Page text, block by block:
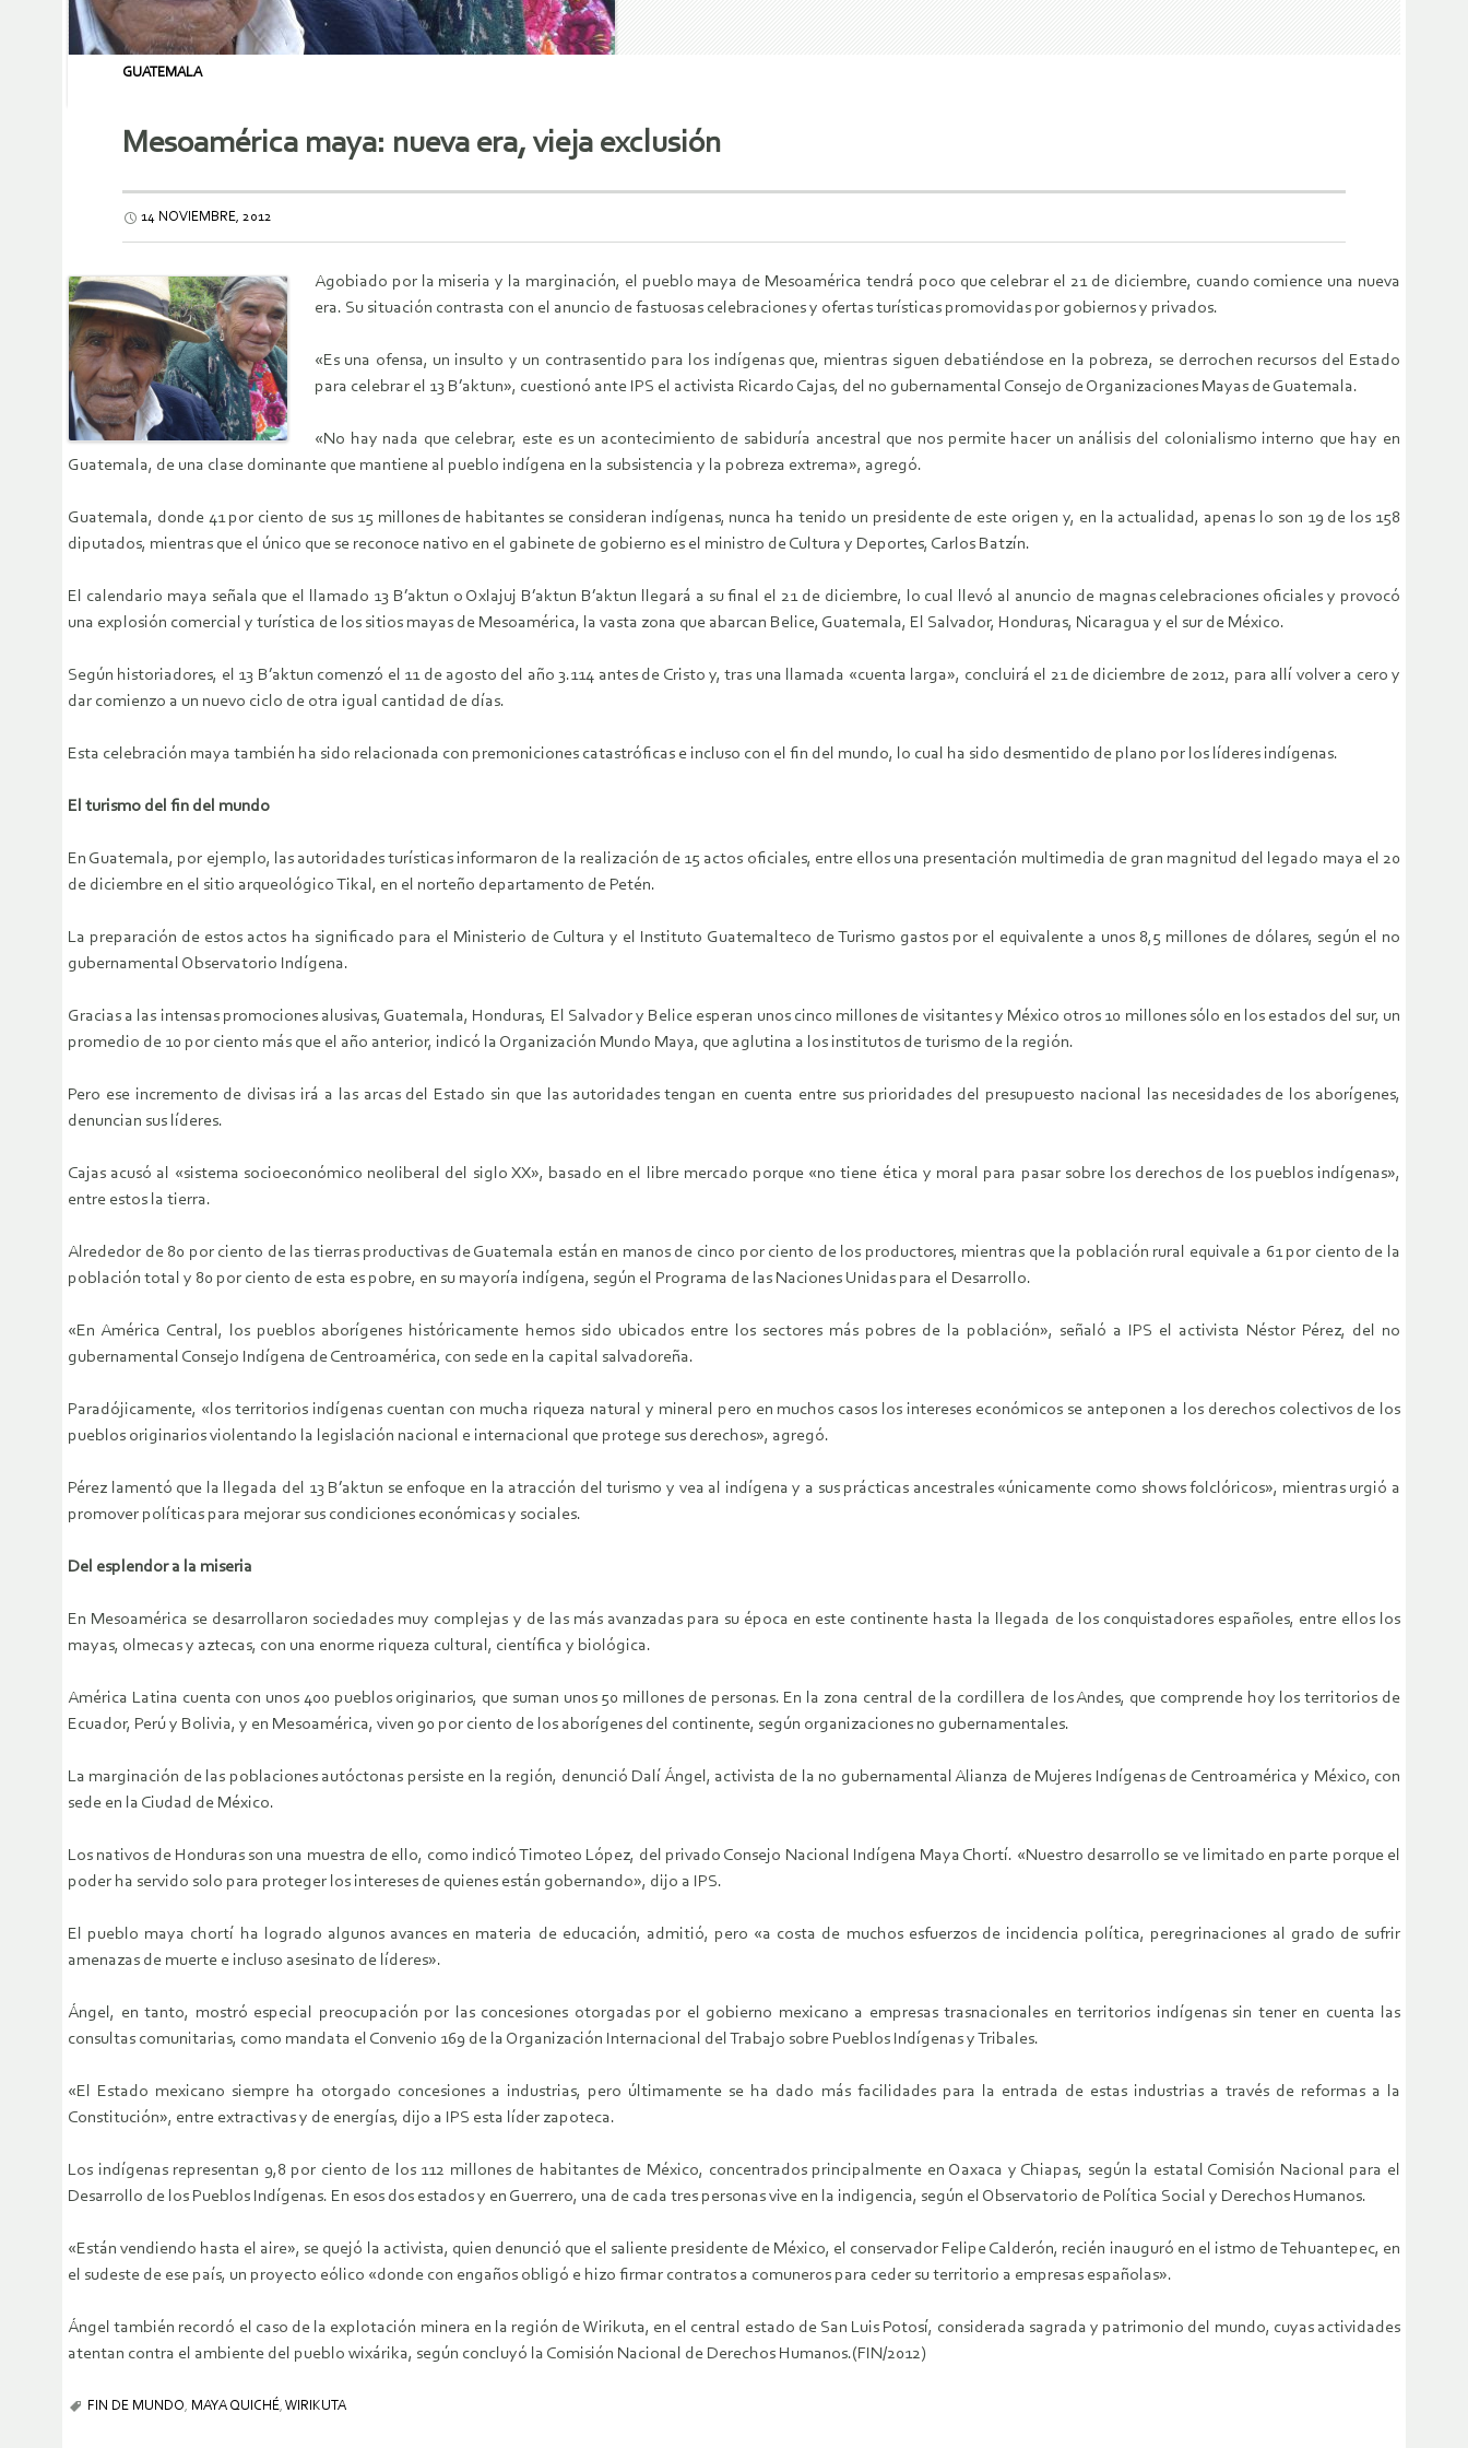
GUATEMALA
Mesoamérica maya: nueva era, vieja exclusión
14 NOVIEMBRE, 2012
Agobiado por la miseria y la marginación, el pueblo maya de Mesoamérica tendrá poco que celebrar el 21 de diciembre, cuando comience una nueva
era. Su situación contrasta con el anuncio de fastuosas celebraciones y ofertas turísticas promovidas por gobiernos y privados.
«Es una ofensa, un insulto y un contrasentido para los indígenas que, mientras siguen debatiéndose en la pobreza, se derrochen recursos del Estado
para celebrar el 13 B’aktun», cuestionó ante IPS el activista Ricardo Cajas, del no gubernamental Consejo de Organizaciones Mayas de Guatemala.
«No hay nada que celebrar, este es un acontecimiento de sabiduría ancestral que nos permite hacer un análisis del colonialismo interno que hay en
Guatemala, de una clase dominante que mantiene al pueblo indígena en la subsistencia y la pobreza extrema», agregó.
Guatemala, donde 41 por ciento de sus 15 millones de habitantes se consideran indígenas, nunca ha tenido un presidente de este origen y, en la actualidad, apenas lo son 19 de los 158
diputados, mientras que el único que se reconoce nativo en el gabinete de gobierno es el ministro de Cultura y Deportes, Carlos Batzín.
El calendario maya señala que el llamado 13 B’aktun o Oxlajuj B’aktun B’aktun llegará a su final el 21 de diciembre, lo cual llevó al anuncio de magnas celebraciones oficiales y provocó
una explosión comercial y turística de los sitios mayas de Mesoamérica, la vasta zona que abarcan Belice, Guatemala, El Salvador, Honduras, Nicaragua y el sur de México.
Según historiadores, el 13 B’aktun comenzó el 11 de agosto del año 3.114 antes de Cristo y, tras una llamada «cuenta larga», concluirá el 21 de diciembre de 2012, para allí volver a cero y
dar comienzo a un nuevo ciclo de otra igual cantidad de días.
Esta celebración maya también ha sido relacionada con premoniciones catastróficas e incluso con el fin del mundo, lo cual ha sido desmentido de plano por los líderes indígenas.
El turismo del fin del mundo
En Guatemala, por ejemplo, las autoridades turísticas informaron de la realización de 15 actos oficiales, entre ellos una presentación multimedia de gran magnitud del legado maya el 20
de diciembre en el sitio arqueológico Tikal, en el norteño departamento de Petén.
La preparación de estos actos ha significado para el Ministerio de Cultura y el Instituto Guatemalteco de Turismo gastos por el equivalente a unos 8,5 millones de dólares, según el no
gubernamental Observatorio Indígena.
Gracias a las intensas promociones alusivas, Guatemala, Honduras, El Salvador y Belice esperan unos cinco millones de visitantes y México otros 10 millones sólo en los estados del sur, un
promedio de 10 por ciento más que el año anterior, indicó la Organización Mundo Maya, que aglutina a los institutos de turismo de la región.
Pero ese incremento de divisas irá a las arcas del Estado sin que las autoridades tengan en cuenta entre sus prioridades del presupuesto nacional las necesidades de los aborígenes,
denuncian sus líderes.
Cajas acusó al «sistema socioeconómico neoliberal del siglo XX», basado en el libre mercado porque «no tiene ética y moral para pasar sobre los derechos de los pueblos indígenas»,
entre estos la tierra.
Alrededor de 80 por ciento de las tierras productivas de Guatemala están en manos de cinco por ciento de los productores, mientras que la población rural equivale a 61 por ciento de la
población total y 80 por ciento de esta es pobre, en su mayoría indígena, según el Programa de las Naciones Unidas para el Desarrollo.
«En América Central, los pueblos aborígenes históricamente hemos sido ubicados entre los sectores más pobres de la población», señaló a IPS el activista Néstor Pérez, del no
gubernamental Consejo Indígena de Centroamérica, con sede en la capital salvadoreña.
Paradójicamente, «los territorios indígenas cuentan con mucha riqueza natural y mineral pero en muchos casos los intereses económicos se anteponen a los derechos colectivos de los
pueblos originarios violentando la legislación nacional e internacional que protege sus derechos», agregó.
Pérez lamentó que la llegada del 13 B’aktun se enfoque en la atracción del turismo y vea al indígena y a sus prácticas ancestrales «únicamente como shows folclóricos», mientras urgió a
promover políticas para mejorar sus condiciones económicas y sociales.
Del esplendor a la miseria
En Mesoamérica se desarrollaron sociedades muy complejas y de las más avanzadas para su época en este continente hasta la llegada de los conquistadores españoles, entre ellos los
mayas, olmecas y aztecas, con una enorme riqueza cultural, científica y biológica.
América Latina cuenta con unos 400 pueblos originarios, que suman unos 50 millones de personas. En la zona central de la cordillera de los Andes, que comprende hoy los territorios de
Ecuador, Perú y Bolivia, y en Mesoamérica, viven 90 por ciento de los aborígenes del continente, según organizaciones no gubernamentales.
La marginación de las poblaciones autóctonas persiste en la región, denunció Dalí Ángel, activista de la no gubernamental Alianza de Mujeres Indígenas de Centroamérica y México, con
sede en la Ciudad de México.
Los nativos de Honduras son una muestra de ello, como indicó Timoteo López, del privado Consejo Nacional Indígena Maya Chortí. «Nuestro desarrollo se ve limitado en parte porque el
poder ha servido solo para proteger los intereses de quienes están gobernando», dijo a IPS.
El pueblo maya chortí ha logrado algunos avances en materia de educación, admitió, pero «a costa de muchos esfuerzos de incidencia política, peregrinaciones al grado de sufrir
amenazas de muerte e incluso asesinato de líderes».
Ángel, en tanto, mostró especial preocupación por las concesiones otorgadas por el gobierno mexicano a empresas trasnacionales en territorios indígenas sin tener en cuenta las
consultas comunitarias, como mandata el Convenio 169 de la Organización Internacional del Trabajo sobre Pueblos Indígenas y Tribales.
«El Estado mexicano siempre ha otorgado concesiones a industrias, pero últimamente se ha dado más facilidades para la entrada de estas industrias a través de reformas a la
Constitución», entre extractivas y de energías, dijo a IPS esta líder zapoteca.
Los indígenas representan 9,8 por ciento de los 112 millones de habitantes de México, concentrados principalmente en Oaxaca y Chiapas, según la estatal Comisión Nacional para el
Desarrollo de los Pueblos Indígenas. En esos dos estados y en Guerrero, una de cada tres personas vive en la indigencia, según el Observatorio de Política Social y Derechos Humanos.
«Están vendiendo hasta el aire», se quejó la activista, quien denunció que el saliente presidente de México, el conservador Felipe Calderón, recién inauguró en el istmo de Tehuantepec, en
el sudeste de ese país, un proyecto eólico «donde con engaños obligó e hizo firmar contratos a comuneros para ceder su territorio a empresas españolas».
Ángel también recordó el caso de la explotación minera en la región de Wirikuta, en el central estado de San Luis Potosí, considerada sagrada y patrimonio del mundo, cuyas actividades
atentan contra el ambiente del pueblo wixárika, según concluyó la Comisión Nacional de Derechos Humanos.(FIN/2012)
FIN DE MUNDO, MAYA QUICHÉ, WIRIKUTA